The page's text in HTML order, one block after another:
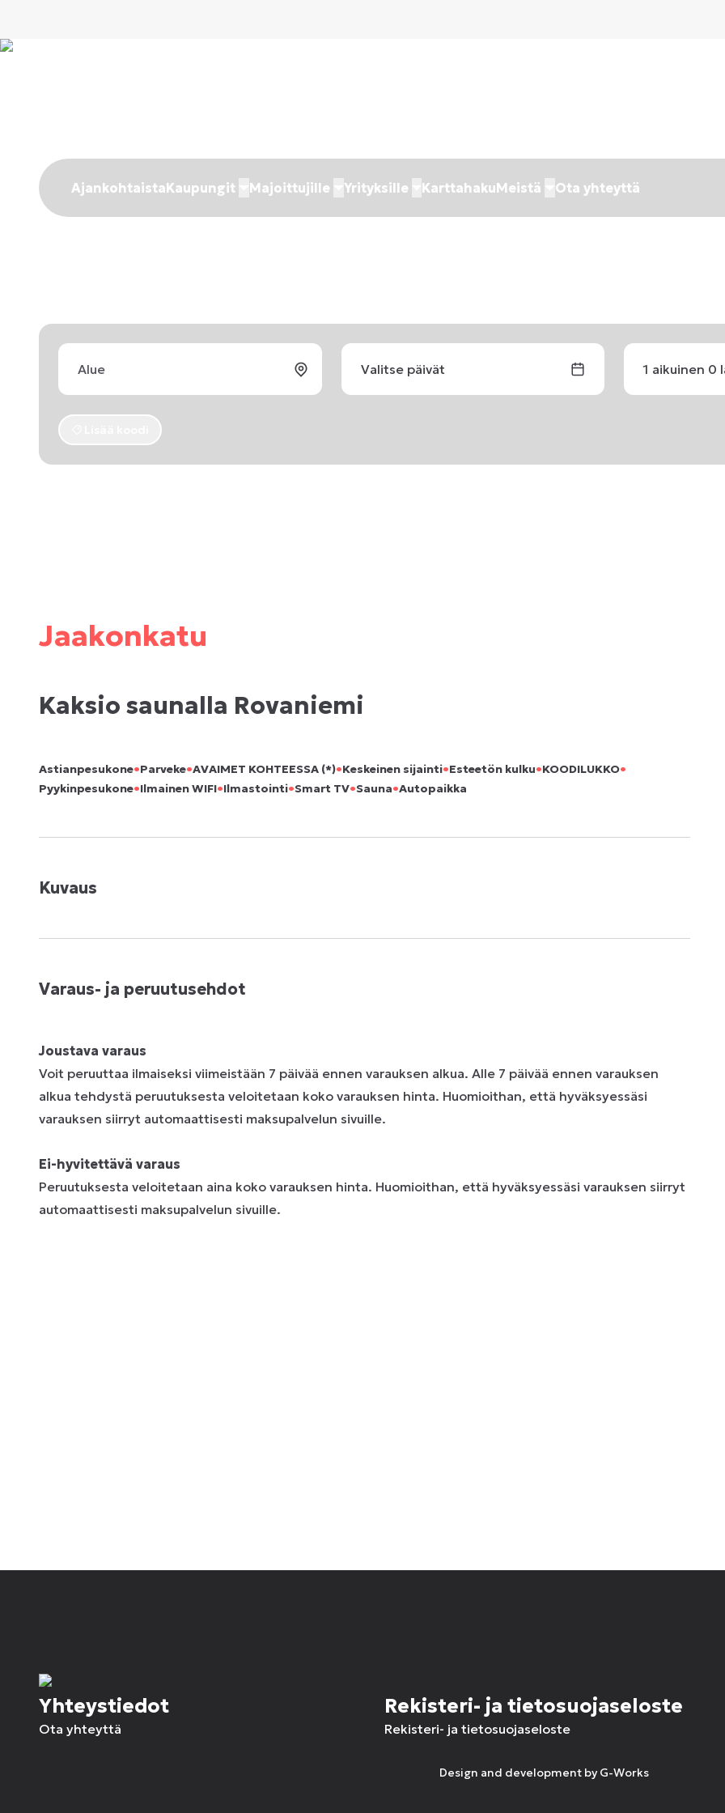
AjankohtaistaKaupungit Majoittujille Yrityksille KarttahakuMeistä Ota yhteyttä
Valitse päivät 1 aikuinen 0
Jaakonkatu
Kaksio saunalla Rovaniemi
Astianpesukone•Parveke•AVAIMET KOHTEESSA (*)•Keskeinen sijainti•Esteetön kulku•KOODILUKKO•
Pyykinpesukone•Ilmainen WIFI•Ilmastointi•Smart TV•Sauna•Autopaikka
Kuvaus
Varaus- ja peruutusehdot
Joustava varaus
Voit peruuttaa ilmaiseksi viimeistään 7 päivää ennen varauksen alkua. Alle 7 päivää ennen varauksen
alkua tehdystä peruutuksesta veloitetaan koko varauksen hinta. Huomioithan, että hyväksyessäsi
varauksen siirryt automaattisesti maksupalvelun sivuille.
Ei-hyvitettävä varaus
Peruutuksesta veloitetaan aina koko varauksen hinta. Huomioithan, että hyväksyessäsi varauksen siirryt
automaattisesti maksupalvelun sivuille.
Yhteystiedot
Ota yhteyttä
Rekisteri- ja tietosuojaseloste
Rekisteri- ja tietosuojaseloste
Design and development by G-Works